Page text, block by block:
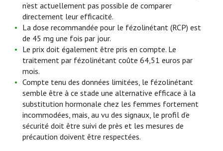
n’est actuellement pas possible de comparer
directement leur efficacité.
La dose recommandée pour le fézolinétant (RCP) est
de 45 mg une fois par jour.
Le prix doit également être pris en compte. Le
traitement par fézolinétant coûte 64,51 euros par
mois.
Compte tenu des données limitées, le fézolinétant
semble être à ce stade une alternative efficace à la
substitution hormonale chez les femmes fortement
incommodées, mais, au vu des signaux, le profil d’e
sécurité doit être suivi de près et les mesures de
précaution doivent être respectées.